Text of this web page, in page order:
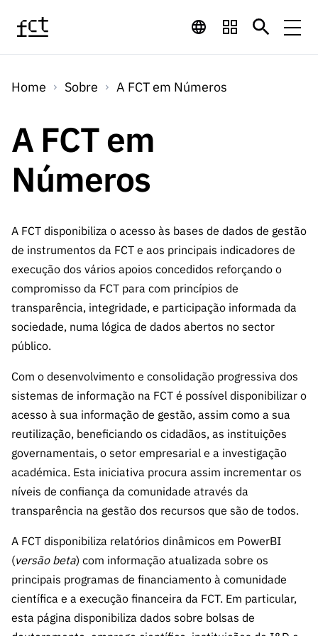
Financiamento
Internacional
Emprego
Científico
Projetos
I&D
Instituiçõ
es de I&D
Outros
Apoios
Concursos
Concursos
Concursos Previstos
Concursos Fechados
Calendário de
Concursos FCT 2026
Emprego
Científico
Projetos
I&D
Instituiçõ
turas
Prémios
Outros
Apoios
Serviços
Tecnologia para o
Conhecimento
Arquivo, Documentação
Acesso a dados
estatísticos para fins
científicos – Protocolo
INE/DGEEC/FCT
Balcão da Ciência
Media
MediaNotícias
Notas de Imprensa
Newsletter
Agenda
Publicações
LINKS
RÁPIDOS
Media e
Subscrever
Newsletter
Subscrever
Direct Mail
de
Concursos
FCT
90 Segundos
Subscrever
Direct Mail
de
Concursos
Comunicado
Sobre
SobreA FCT
Estudos e Planeamento
Estratégico
Documentos de Gestão
Apoios Comunitários
Contactos
LINKS
A FCT em
Números
Acreditaç
ão,
Certificaç
Benefícios
Fiscais
ento,
Aquisição
Parcerias
Consultas
Home Sobre A FCT em Números
A FCT em
Números
A FCT disponibiliza o acesso às bases de dados de gestão
de instrumentos da FCT e aos principais indicadores de
execução dos vários apoios concedidos reforçando o
compromisso da FCT para com princípios de
transparência, integridade, e participação informada da
sociedade, numa lógica de dados abertos no sector
público.
Com o desenvolvimento e consolidação progressiva dos
sistemas de informação na FCT é possível disponibilizar o
acesso à sua informação de gestão, assim como a sua
reutilização, beneficiando os cidadãos, as instituições
governamentais, o setor empresarial e a investigação
académica. Esta iniciativa procura assim incrementar os
níveis de confiança da comunidade através da
transparência na gestão dos recursos que são de todos.
A FCT disponibiliza relatórios dinâmicos em PowerBI
(versão beta) com informação atualizada sobre os
principais programas de financiamento à comunidade
científica e a execução financeira da FCT. Em particular,
esta página disponibiliza dados sobre bolsas de